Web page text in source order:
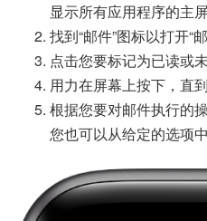
显示所有应用程序的主屏
找到“邮件”图标以打开“
点击您要标记为已读或
用力在屏幕上按下，直
根据您要对邮件执行的
您也可以从给定的选项